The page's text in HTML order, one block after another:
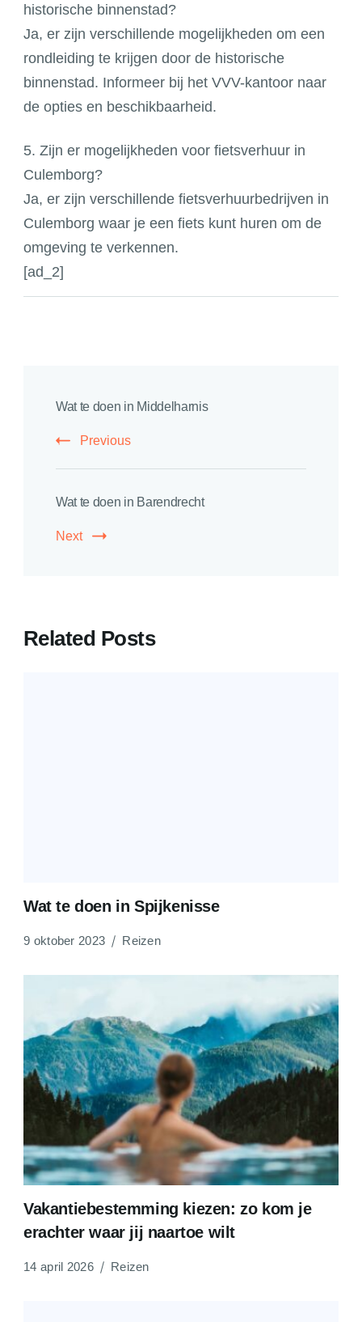
historische binnenstad?
Ja, er zijn verschillende mogelijkheden om een
rondleiding te krijgen door de historische
binnenstad. Informeer bij het VVV-kantoor naar
de opties en beschikbaarheid.
5. Zijn er mogelijkheden voor fietsverhuur in
Culemborg?
Ja, er zijn verschillende fietsverhuurbedrijven in
Culemborg waar je een fiets kunt huren om de
omgeving te verkennen.
[ad_2]
Navigation
Wat te doen in Middelharnis
Previous
Wat te doen in Barendrecht
Next
Related Posts
Wat te doen in Spijkenisse
9 oktober 2023 Reizen
Vakantiebestemming kiezen: zo kom je
erachter waar jij naartoe wilt
14 april 2026 Reizen